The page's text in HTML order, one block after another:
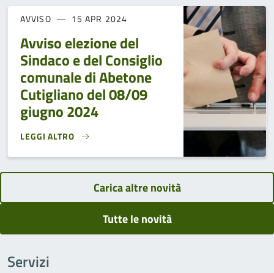
AVVISO 15 APR 2024
Avviso elezione del
Sindaco e del Consiglio
comunale di Abetone
Cutigliano del 08/09
giugno 2024
LEGGI ALTRO
AVVISO ELEZIONE DEL SINDACO E DEL CONSIGLIO
Carica altre novità
Tutte le novità
Servizi